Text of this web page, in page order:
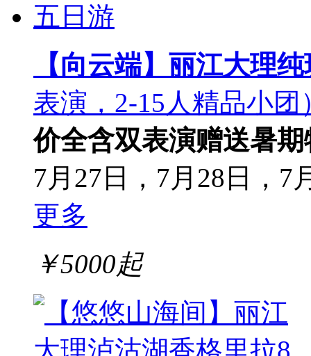
【向云端】丽江大理
表演，2-15人精品小团
价全含双表演赠送暑期
7月27日，7月28日，7
更多
￥5000起